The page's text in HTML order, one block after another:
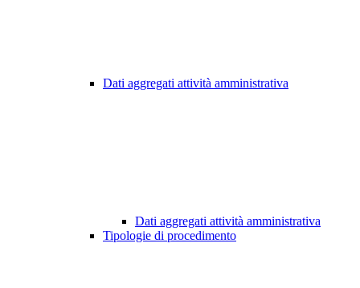
Dati aggregati attività amministrativa
Dati aggregati attività amministrativa
Tipologie di procedimento